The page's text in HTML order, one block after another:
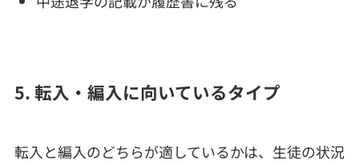
5. 転入・編入に向いているタイプ
転入と編入のどちらが適しているかは、生徒の状況